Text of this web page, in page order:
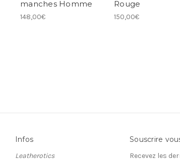
manches Homme
148,00€
Rouge
150,00€
Infos
Leatherotics
Souscrire
Recevez les